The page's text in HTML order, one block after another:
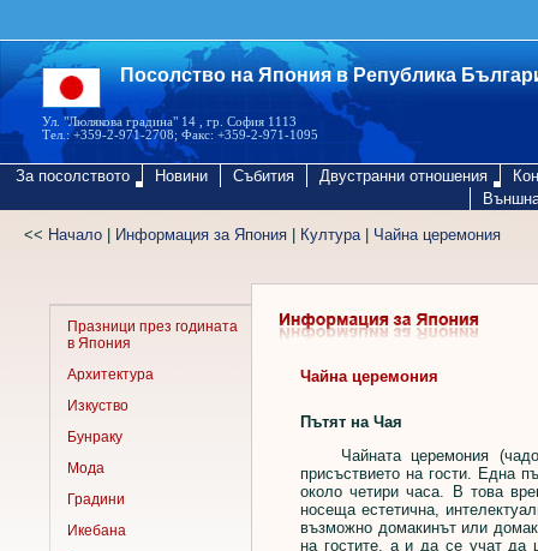
Посолство на Япония в Република
Ул. "Люлякова градина" 14 , гр. София 1113
Тел.: +359-2-971-2708; Факс: +359-2-971-1095
За посолството Новини Събития Двустранни отношения
<< Начало Информация за Япония Култура| Чайна церемония
Празници през годината
в Япония
Архитектура
Изкуство
Бунраку
Мода
Градини
Икебана
Чайна церемония
Пътят на Чая
Чайната церемония (чадо
присъствието на гости. Една
около четири часа. В това
носеща естетична,
възможно домакинът или
на гостите, а и да се учат да